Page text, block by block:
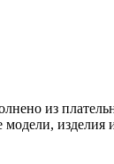
из
изделия